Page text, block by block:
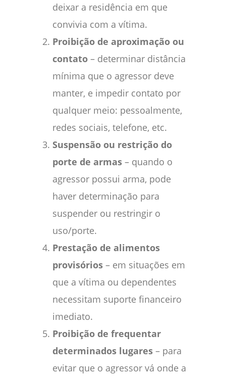
deixar a residência em que
convivia com a vítima.
Proibição de aproximação ou
contato – determinar distância
mínima que o agressor deve
manter, e impedir contato por
qualquer meio: pessoalmente,
redes sociais, telefone, etc.
Suspensão ou restrição do
porte de armas – quando o
agressor possui arma, pode
haver determinação para
suspender ou restringir o
uso/porte.
Prestação de alimentos
provisórios – em situações em
que a vítima ou dependentes
necessitam suporte financeiro
imediato.
Proibição de frequentar
determinados lugares – para
evitar que o agressor vá onde a